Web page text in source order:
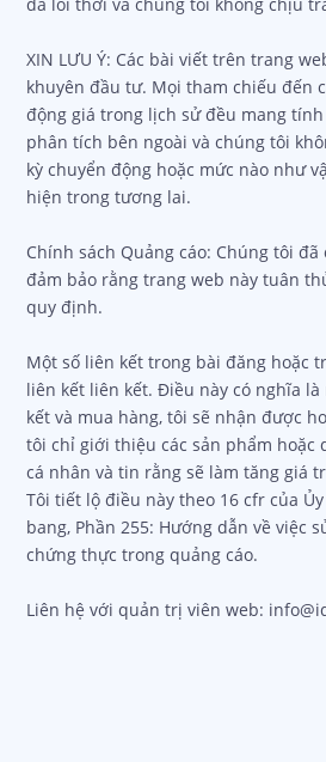
XIN LƯU Ý: Các bài viết trên trang
khuyên đầu tư. Mọi tham chiếu đến
động giá trong lịch sử đều mang
phân tích bên ngoài và chúng tôi
kỳ chuyển động hoặc mức nào như
hiện trong tương lai.
Chính sách Quảng cáo: Chúng tôi đã
đảm bảo rằng trang web này tuân
quy định.
Một số liên kết trong bài đăng hoặc
liên kết liên kết. Điều này có nghĩa
kết và mua hàng, tôi sẽ nhận được
tôi chỉ giới thiệu các sản phẩm hoặc
cá nhân và tin rằng sẽ làm tăng giá
Tôi tiết lộ điều này theo 16 cfr của
bang, Phần 255: Hướng dẫn về việc
chứng thực trong quảng cáo.
Liên hệ với quản trị viên web: